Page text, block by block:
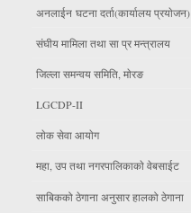
अनलाईन घटना दर्ता(कार्यालय प्रयाेजन)
संघीय मामिला तथा सा प्र मन्त्रालय
जिल्ला समन्वय समिति, माेरङ
LGCDP-II
लाेक सेवा आयाेग
महा, उप तथा नगरपालिकाकाे वेबसाईट
साबिकको ठेगाना अनुसार हालको ठेगाना